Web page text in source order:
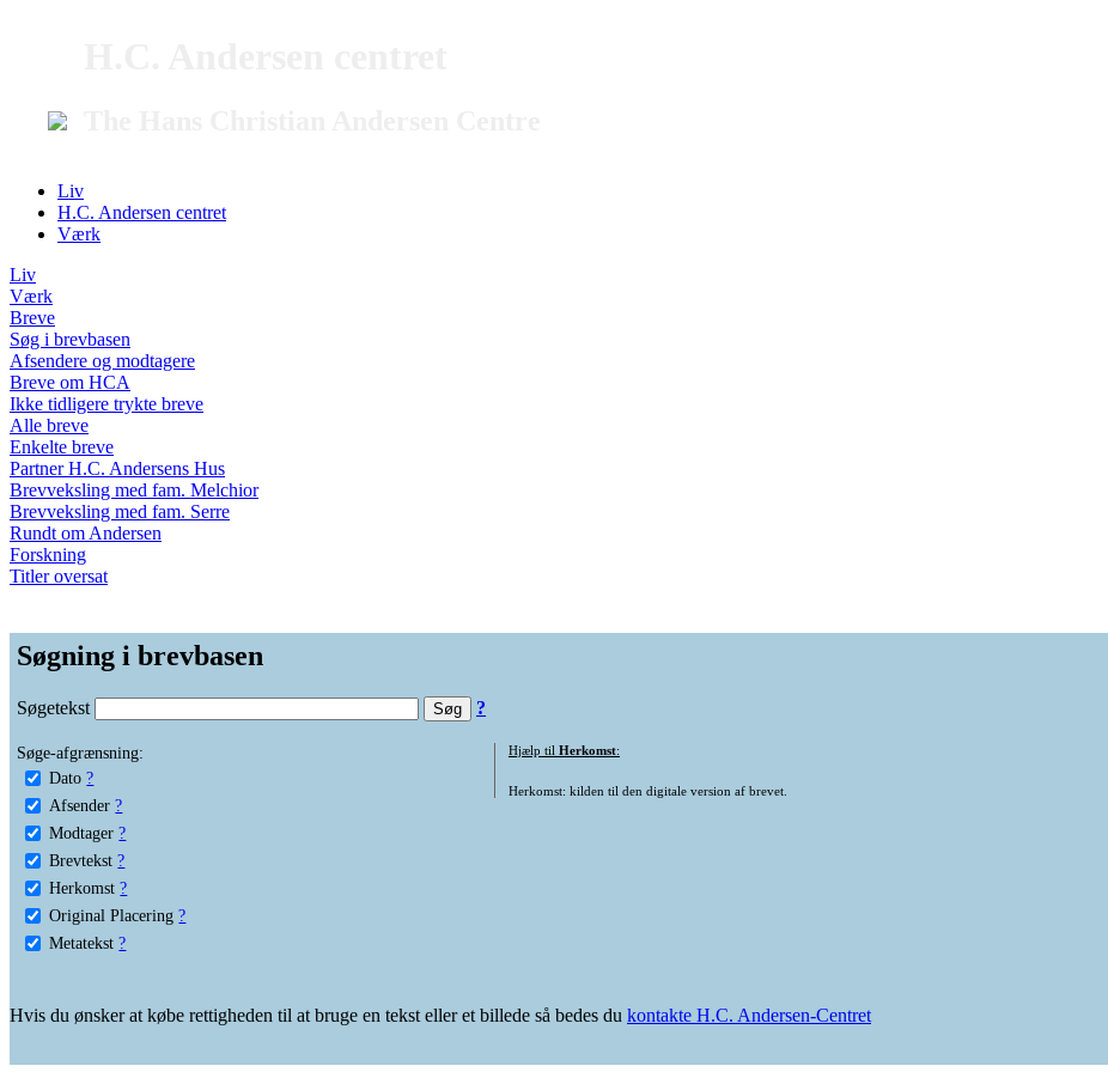
Liv
H.C. Andersen centret
Værk
Liv
Værk
Breve
Søg i brevbasen
Afsendere og modtagere
Breve om HCA
Ikke tidligere trykte breve
Alle breve
Enkelte breve
Partner H.C. Andersens Hus
Brevveksling med fam. Melchior
Brevveksling med fam. Serre
Rundt om Andersen
Forskning
Titler oversat
Søgning i brevbasen
Søgetekst ?
Søge-afgrænsning:
Dato ?
Afsender ?
Modtager ?
Brevtekst ?
Herkomst ?
Original Placering ?
Metatekst ?
Hjælp til Herkomst:
Herkomst: kilden til den digitale version af brevet.
Hvis du ønsker at købe rettigheden til at bruge en tekst eller et billede så bedes du kontakte H.C. Andersen-Centret